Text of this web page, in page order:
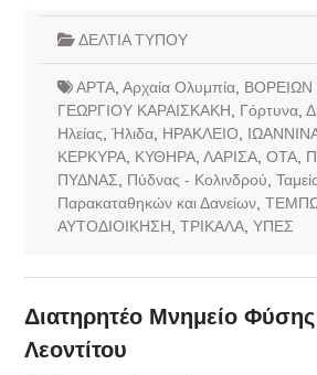
ΔΕΛΤΙΑ ΤΥΠΟΥ
ΑΡΤΑ, Αρχαία Ολυμπία,
ΓΕΩΡΓΙΟΥ ΚΑΡΑΙΣΚΑΚΗ
Γόρτυνα,
Ηλείας Ήλιδα, ΗΡΑΚΛΕΙΟ
ΚΕΡΚΥΡΑ, ΚΥΘΗΡΑ, ΛΑΡΙΣΑ, ΟΤΑ,
ΠΥΔΝΑΣ
Πύδνας - Κολινδρού
Παρακαταθηκών και Δανείων,
ΑΥΤΟΔΙΟΙΚΗΣΗ ΤΡΙΚΑΛΑ, ΥΠΕΣ
Διατηρητέο Μνημείο
Λεοντίτου